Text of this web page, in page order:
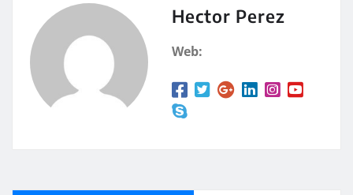
A
p
rt
Hector Perez
Web: